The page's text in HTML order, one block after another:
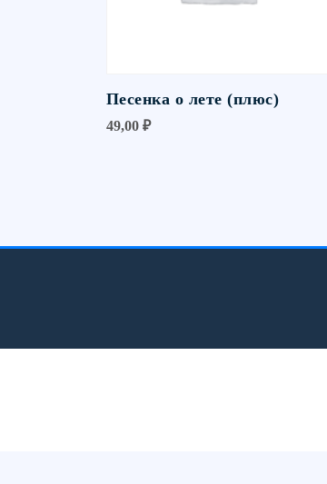
Песенка о лете (плюс)
49,00 ₽